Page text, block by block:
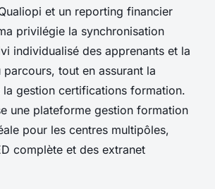
et un reporting financier
privilégie la synchronisation
individualisé des apprenants et la
tout en assurant la
gestion certifications formation.
une plateforme gestion formation
pour les centres multipôles,
complète et des extranet